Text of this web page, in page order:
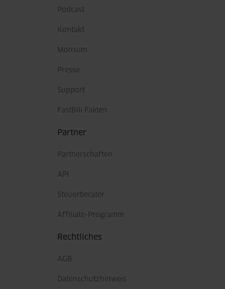
Podcast
Kontakt
Monsum
Presse
Support
FastBill Fakten
Partner
Partnerschaften
API
Steuerberater
Affiliate-Programm
Rechtliches
AGB
Datenschutzhinweis